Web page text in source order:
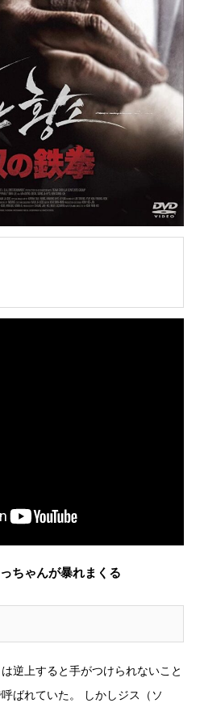
ちゃんが暴れまくる
逆上すると手がつけられないこと
ばれていた。 しかしジス（ソ